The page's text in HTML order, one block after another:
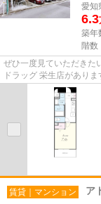
愛知
6.3
築年
階数
ぜひ一度見ていただきた
ドラッグ 栄生店があり
らの物件はアパートです
賃貸｜マンション ア